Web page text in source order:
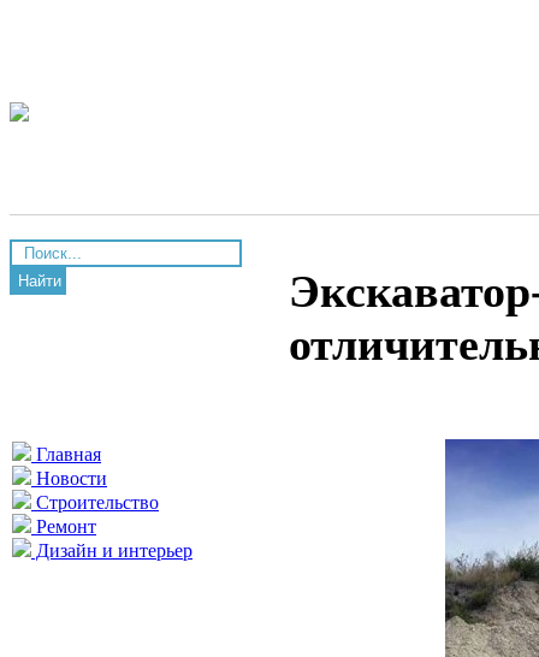
Найти
Главная
Новости
Строительство
Ремонт
Дизайн и интерьер